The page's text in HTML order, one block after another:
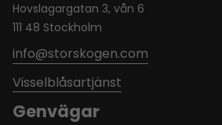
Hovslagargatan 3, vån 6
111 48 Stockholm
info@storskogen.com
Visselblåsartjänst
Genvägar